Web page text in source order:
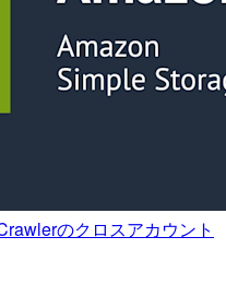
のクロスアカウント